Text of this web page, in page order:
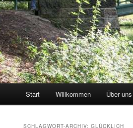
Start Willkommen Über uns
SCHLAGWORT-ARCHIV: GLÜCKLICH